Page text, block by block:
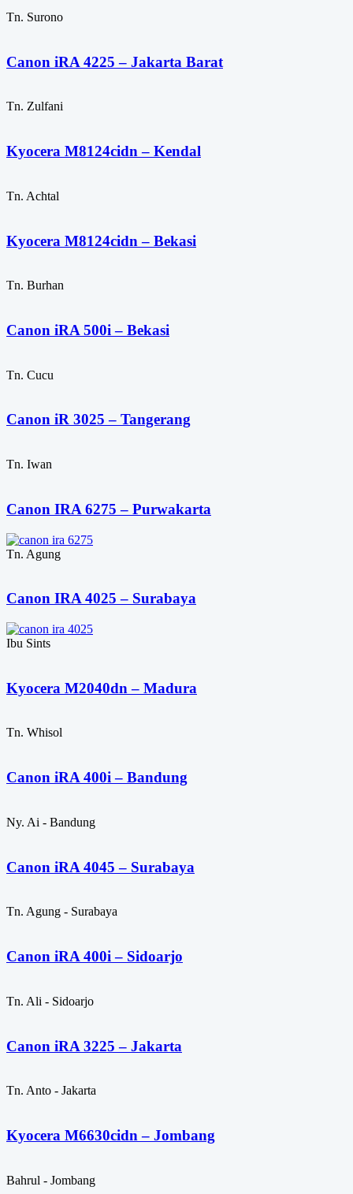
Tn. Surono
Canon iRA 4225 – Jakarta Barat
Tn. Zulfani
Kyocera M8124cidn – Kendal
Tn. Achtal
Kyocera M8124cidn – Bekasi
Tn. Burhan
Canon iRA 500i – Bekasi
Tn. Cucu
Canon iR 3025 – Tangerang
Tn. Iwan
Canon IRA 6275 – Purwakarta
Tn. Agung
Canon IRA 4025 – Surabaya
Ibu Sints
Kyocera M2040dn – Madura
Tn. Whisol
Canon iRA 400i – Bandung
Ny. Ai - Bandung
Canon iRA 4045 – Surabaya
Tn. Agung - Surabaya
Canon iRA 400i – Sidoarjo
Tn. Ali - Sidoarjo
Canon iRA 3225 – Jakarta
Tn. Anto - Jakarta
Kyocera M6630cidn – Jombang
Bahrul - Jombang